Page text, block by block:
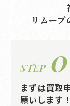
リムー
STEP
まずは買取
願いします！